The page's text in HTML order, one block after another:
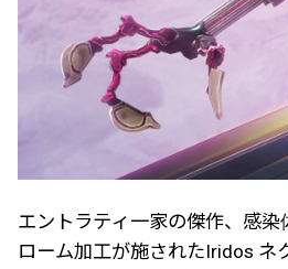
エントラティ一家の傑作、感
ローム加工が施されたIridos ネ